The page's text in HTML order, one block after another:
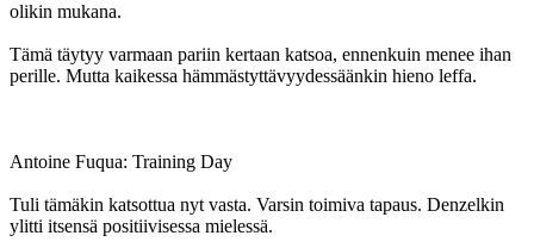
olikin mukana.
Tämä täytyy varmaan pariin kertaan katsoa, ennenkuin menee ihan
perille. Mutta kaikessa hämmästyttävyydessäänkin hieno leffa.
Antoine Fuqua: Training Day
Tuli tämäkin katsottua nyt vasta. Varsin toimiva tapaus. Denzelkin
ylitti itsensä positiivisessa mielessä.